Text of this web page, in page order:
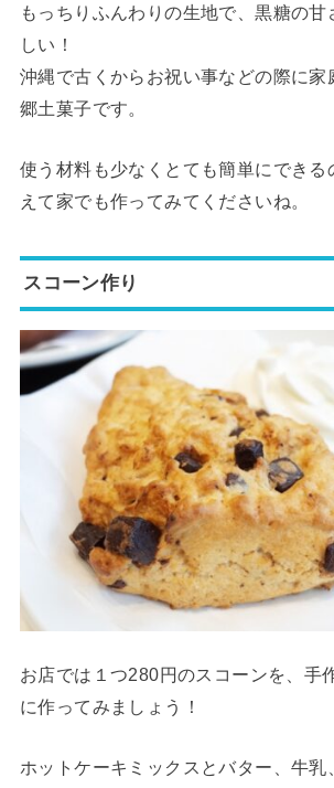
もっちりふんわりの生地で、黒糖の甘
しい！
沖縄で古くからお祝い事などの際に家
郷土菓子です。
使う材料も少なくとても簡単にできる
えて家でも作ってみてくださいね。
スコーン作り
お店では１つ280円のスコーンを、手
に作ってみましょう！
ホットケーキミックスとバター、牛乳